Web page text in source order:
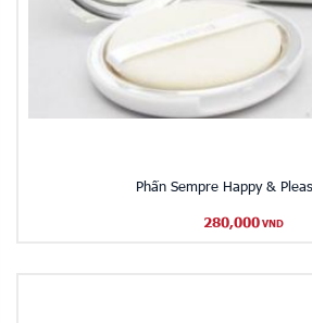
Phấn Sempre Happy &
280,000 VND